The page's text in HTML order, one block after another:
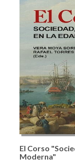
El Corso
Moderna"